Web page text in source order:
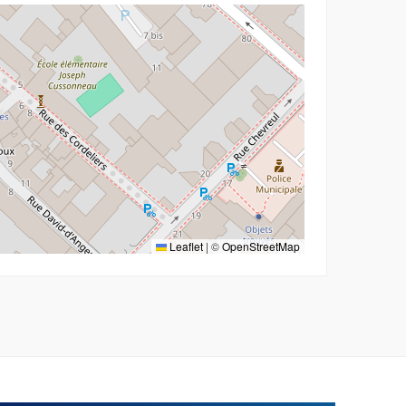
Leaflet | ©OpenStreetMap